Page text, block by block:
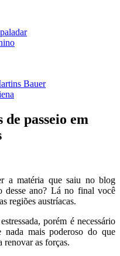
Bauer
passeio em
a matéria que saiu no blog
desse ano? Lá no final você
regiões austríacas.
porém é necessário
nada mais poderoso do que
renovar as forças.